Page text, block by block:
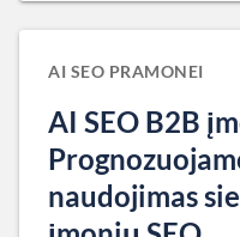
AI SEO PRAMONEI
AI SEO B2B
naudojimas